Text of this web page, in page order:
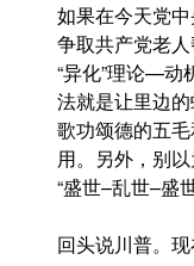
如果在今天党
争取共产党老
“异化”理论—动
法就是让里边
歌功颂德的五
用。另外，别
“盛世–乱世–盛
回头说川普。